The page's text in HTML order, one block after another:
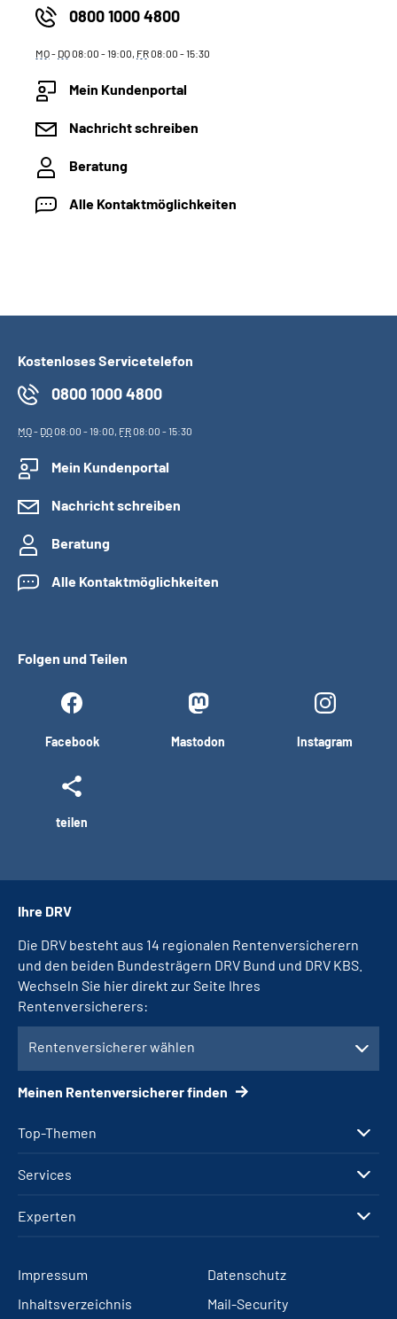
0800 1000 4800
MO- DO08:00 - 19:00, FR08:00 - 15:30
Mein Kundenportal
Nachricht schreiben
Beratung
Alle Kontaktmöglichkeiten
Kostenloses Servicetelefon
0800 1000 4800
MO- DO08:00 - 19:00, FR08:00 - 15:30
Mein Kundenportal
Nachricht schreiben
Beratung
Alle Kontaktmöglichkeiten
Folgen und Teilen
Facebook Mastodon Instagram
teilen
Top-Themen
Services
Experten
Ihre DRV
Die DRV besteht aus 14 regionalen Rentenversicherern
und den beiden Bundesträgern DRV Bund und DRV KBS.
Wechseln Sie hier direkt zur Seite Ihres
Rentenversicherers:
Rentenversicherer wählen
Meinen Rentenversicherer finden
Impressum
Datenschutz
Inhaltsverzeichnis
Mail-Security